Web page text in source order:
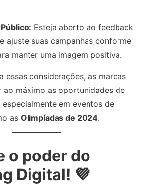
Esteja aberto ao feedback
ajuste suas campanhas conforme
manter uma imagem positiva.
essas considerações, as marcas
ao máximo as oportunidades de
especialmente em eventos de
as Olimpíadas de 2024.
o poder do
Digital! 💜